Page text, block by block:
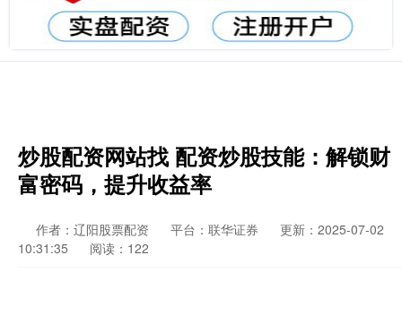
炒股配资网站找 配资炒股技能：解锁财
富密码，提升收益率
作者：辽阳股票配资 平台：联华证券
更新：2025-07-02
10:31:35
阅读：122